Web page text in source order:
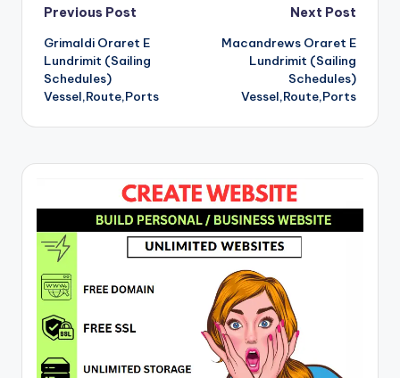
Post
navigation
Previous Post
Grimaldi Oraret E
Lundrimit (Sailing
Schedules)
Vessel,Route,Ports
Next Post
Macandrews Oraret E
Lundrimit (Sailing
Schedules)
Vessel,Route,Ports